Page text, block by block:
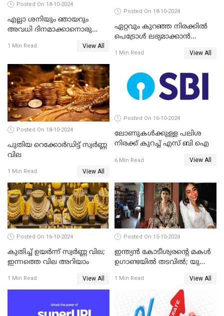
Posted On 18-10-2024
എല്ലാ ശനിയും ഞായറും
അവധി ദിനമാക്കാനൊരുങ്ങി
1 Min Read View All
Posted On 18-10-2024
ഏറ്റവും കുറഞ്ഞ നിരക്കില്‍
പെട്രോള്‍ ലഭ്യമാക്കാന്‍
1 Min Read View All
Posted On 18-10-2024
പുതിയ റെക്കോർഡിട്ട് സ്വർണ്ണ
വില
1 Min Read View All
Posted On 16-10-2024
ലോണുകൾക്കുള്ള പലിശ
നിരക്ക് കുറച്ച് എസ് ബി ഐ
6 Min Read View All
Posted On 16-10-2024
കുതിച്ച് ഉയർന്ന് സ്വർണ്ണ വില;
ഇന്നത്തെ വില അറിയാം
1 Min Read View All
Posted On 15-10-2024
ഇന്ത്യൻ കോടീശ്വരൻ്റെ മകൾ
ഉഗാണ്ടയിൽ തടവിൽ; യു
ആവശ്യം
1 Min Read View All